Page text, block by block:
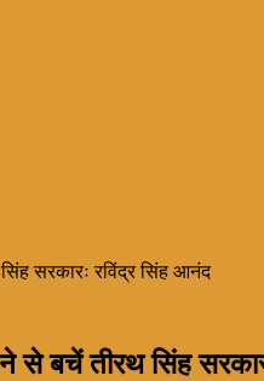
सरकारः रविंद्र सिंह आनंद
से बचें तीरथ सिंह